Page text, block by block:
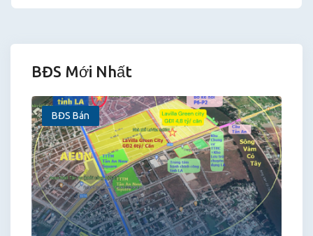
BĐS Mới Nhất
BĐS Bán